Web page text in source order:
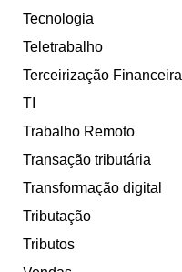
Tecnologia
Teletrabalho
Terceirização Financeira
TI
Trabalho Remoto
Transação tributária
Transformação digital
Tributação
Tributos